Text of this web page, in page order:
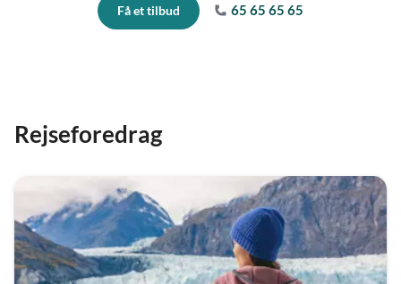
Få et tilbud 65 65 65 65
Rejseforedrag